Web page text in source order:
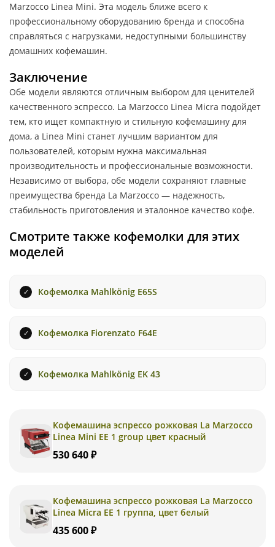
Marzocco Linea Mini. Эта модель ближе всего к
профессиональному оборудованию бренда и способна
справляться с нагрузками, недоступными большинству
домашних кофемашин.
Заключение
Обе модели являются отличным выбором для ценителей
качественного эспрессо. La Marzocco Linea Micra подойдет
тем, кто ищет компактную и стильную кофемашину для
дома, а Linea Mini станет лучшим вариантом для
пользователей, которым нужна максимальная
производительность и профессиональные возможности.
Независимо от выбора, обе модели сохраняют главные
преимущества бренда La Marzocco — надежность,
стабильность приготовления и эталонное качество кофе.
Смотрите также кофемолки для этих
моделей
Кофемолка Mahlkönig E65S
Кофемолка Fiorenzato F64E
Кофемолка Mahlkönig EK 43
Кофемашина эспрессо рожковая La Marzocco
Linea Mini EE 1 group цвет красный
530 640 ₽
Кофемашина эспрессо рожковая La Marzocco
Linea Micra EE 1 группа, цвет белый
435 600 ₽